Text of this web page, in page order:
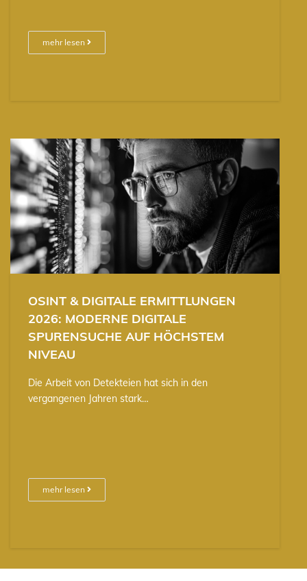
mehr lesen
OSINT & DIGITALE ERMITTLUNGEN
2026: MODERNE DIGITALE
SPURENSUCHE AUF HÖCHSTEM
NIVEAU
Die Arbeit von Detekteien hat sich in den
vergangenen Jahren stark…
mehr lesen